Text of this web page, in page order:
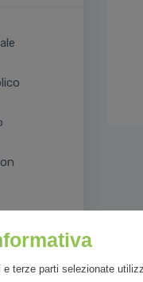
e terze parti selezionate